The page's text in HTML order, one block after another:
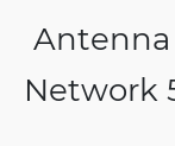
Antenna
Network